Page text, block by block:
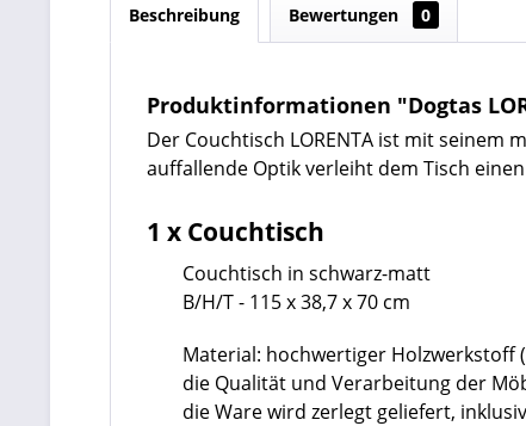
Beschreibung Bewertungen 0
Produktinformationen "Dogtas
Der Couchtisch LORENTA ist mit seinem
auffallende Optik verleiht dem Tisch
1 x Couchtisch
Couchtisch in schwarz-matt
B/H/T - 115 x 38,7 x 70 cm
Material: hochwertiger Holzwerkstoff
die Qualität und Verarbeitung der
die Ware wird zerlegt geliefert,